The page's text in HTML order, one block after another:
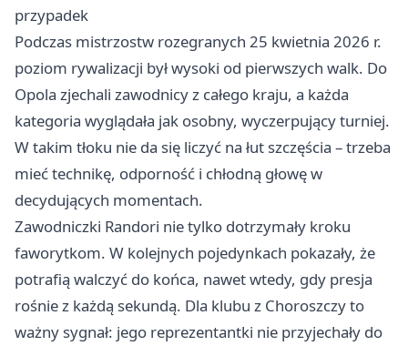
przypadek
Podczas mistrzostw rozegranych 25 kwietnia 2026 r.
poziom rywalizacji był wysoki od pierwszych walk. Do
Opola zjechali zawodnicy z całego kraju, a każda
kategoria wyglądała jak osobny, wyczerpujący turniej.
W takim tłoku nie da się liczyć na łut szczęścia – trzeba
mieć technikę, odporność i chłodną głowę w
decydujących momentach.
Zawodniczki Randori nie tylko dotrzymały kroku
faworytkom. W kolejnych pojedynkach pokazały, że
potrafią walczyć do końca, nawet wtedy, gdy presja
rośnie z każdą sekundą. Dla klubu z Choroszczy to
ważny sygnał: jego reprezentantki nie przyjechały do